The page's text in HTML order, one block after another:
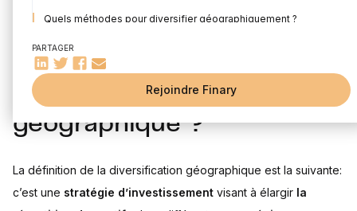
Quels méthodes pour diversifier géographiquement ?
Choisir les régions et pays
Conclusion
PARTAGER
Rejoindre Finary
Qu’est-ce que la
diversification
géographique ?
La définition de la diversification géographique est la suivante:
c’est une stratégie d’investissement visant à élargir la